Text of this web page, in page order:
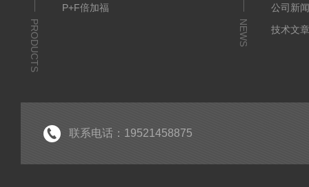
PRODUCTS
P+F倍加福
NEWS
公司新
技术文
联系电话：19521458875